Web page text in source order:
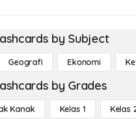
by Subject
Geografi Ekonomi
by Grades
Kanak Kelas 1 Kelas